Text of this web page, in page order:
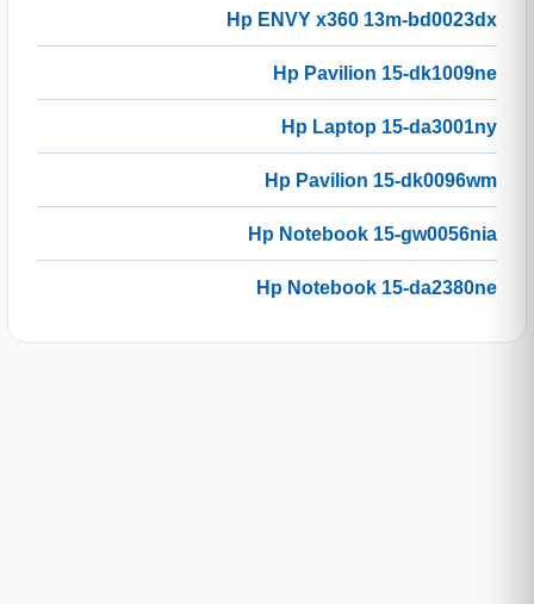
Hp ENVY x360 13m-bd0023dx
Hp Pavilion 15-dk1009ne
Hp Laptop 15-da3001ny
Hp Pavilion 15-dk0096wm
Hp Notebook 15-gw0056nia
Hp Notebook 15-da2380ne